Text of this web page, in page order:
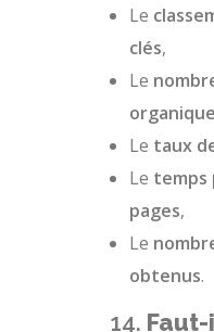
Le
clés,
Le
Le taux
Le temps
pages,
Le
obtenus.
14.